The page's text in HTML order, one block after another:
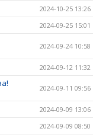
2024-10-25 13:26
2024-09-25 15:01
2024-09-24 10:58
2024-09-12 11:32
2024-09-11 09:56
2024-09-09 13:06
2024-09-09 08:50